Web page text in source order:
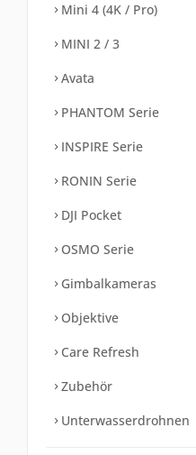
Mini 4 (4K / Pro)
MINI 2 / 3
Avata
PHANTOM Serie
INSPIRE Serie
RONIN Serie
DJI Pocket
OSMO Serie
Gimbalkameras
Objektive
Care Refresh
Zubehör
Unterwasserdrohnen